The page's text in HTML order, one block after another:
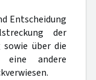
Entscheidung
der
über die
andere